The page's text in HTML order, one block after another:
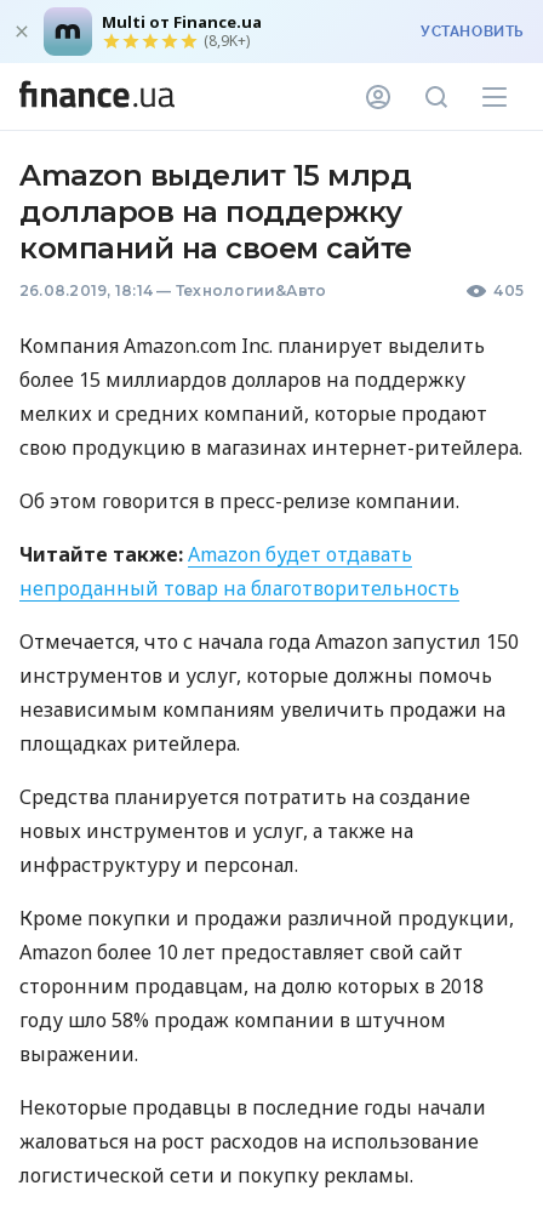
Multi от Finance.ua
(8,9K+) УСТАНОВИТЬ
Amazon выделит 15 млрд
долларов на поддержку
компаний на своем сайте
26.08.2019, 18:14 — Технологии&Авто 405
Компания Amazon.com Inc. планирует выделить
более 15 миллиардов долларов на поддержку
мелких и средних компаний, которые продают
свою продукцию в магазинах интернет-ритейлера.
Об этом говорится в пресс-релизе компании.
Читайте также:Amazon будет отдавать
непроданный товар на благотворительность
Отмечается, что с начала года Amazon запустил 150
инструментов и услуг, которые должны помочь
независимым компаниям увеличить продажи на
площадках ритейлера.
Средства планируется потратить на создание
новых инструментов и услуг, а также на
инфраструктуру и персонал.
Кроме покупки и продажи различной продукции,
Amazon более 10 лет предоставляет свой сайт
сторонним продавцам, на долю которых в 2018
году шло 58% продаж компании в штучном
выражении.
Некоторые продавцы в последние годы начали
жаловаться на рост расходов на использование
логистической сети и покупку рекламы.